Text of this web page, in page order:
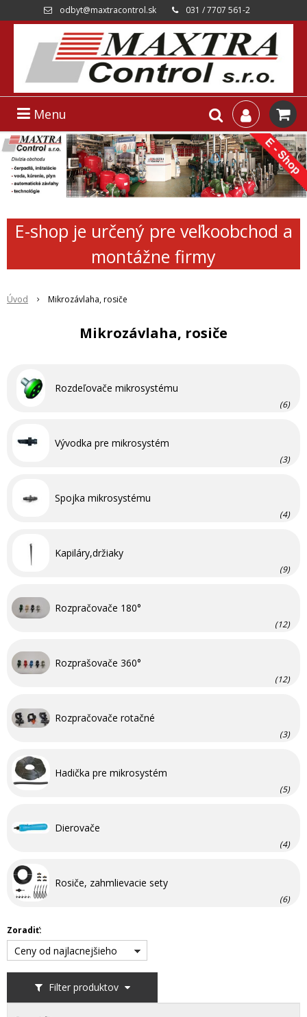
odbyt@maxtracontrol.sk 031 / 7707 561-2
Menu
E-shop je určený pre veľkoobchod a
montážne firmy
Úvod Mikrozávlaha, rosiče
Mikrozávlaha, rosiče
Rozdeľovače mikrosystému
(6)
Vývodka pre mikrosystém
(3)
Spojka mikrosystému
(4)
Kapiláry,držiaky
(9)
Rozpračovače 180°
(12)
Rozprašovače 360°
(12)
Rozpračovače rotačné
(3)
Hadička pre mikrosystém
(5)
Dierovače
(4)
Rosiče, zahmlievacie sety
(6)
Filter produktov
Zoradiť:
Ceny od najlacnejšieho